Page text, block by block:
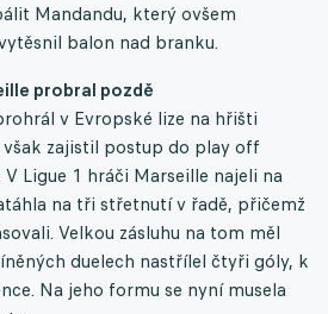
Mandandu, který ovšem
balon nad branku.
probral pozdě
v Evropské lize na hřišti
zajistil postup do play off
Ligue 1 hráči Marseille najeli na
na tři střetnutí v řadě, přičemž
Velkou zásluhu na tom měl
duelech nastřílel čtyři góly, k
Na jeho formu se nyní musela